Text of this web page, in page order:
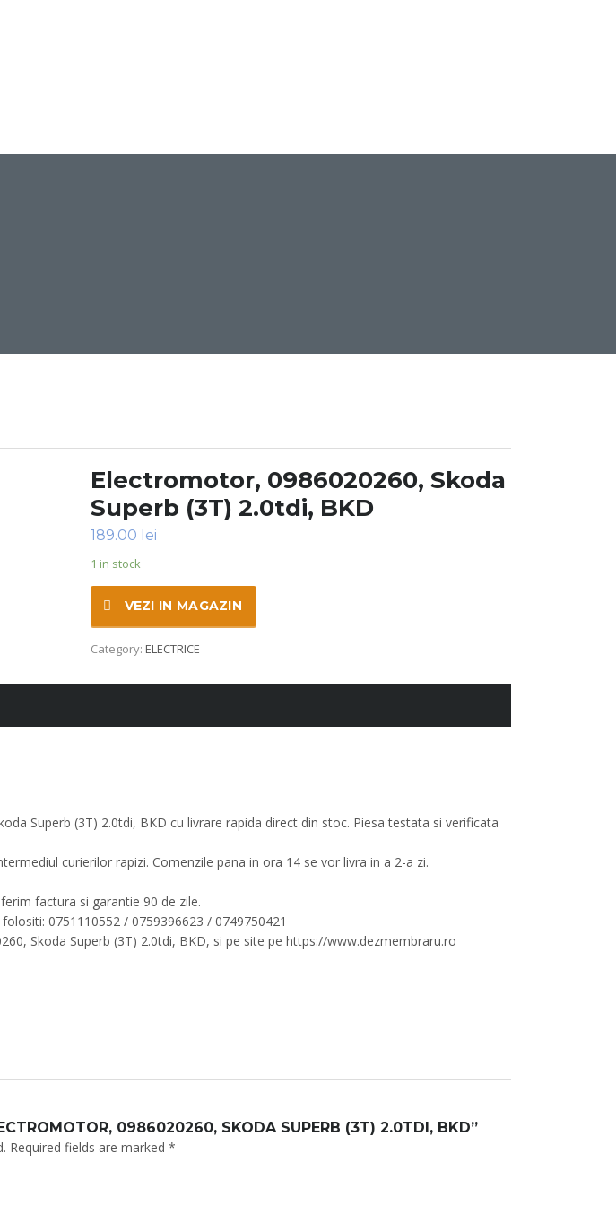
Electromotor, 0986020260, Skoda
Superb (3T) 2.0tdi, BKD
189.00 lei
1 in stock
VEZI IN MAGAZIN
Category:ELECTRICE
Superb (3T) 2.0tdi, BKD cu livrare rapida direct din stoc. Piesa testata si verificata
curierilor rapizi. Comenzile pana in ora 14 se vor livra in a 2-a zi.
factura si garantie 90 de zile.
0751110552 / 0759396623 / 0749750421
Skoda Superb (3T) 2.0tdi, BKD, si pe site pe https://www.dezmembraru.ro
0986020260, SKODA SUPERB (3T) 2.0TDI, BKD”
Required fields are marked *